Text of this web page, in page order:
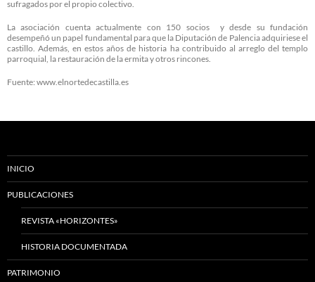
sufragados por el propio colectivo.
La asociación cuenta actualmente con 150 socios y desde su fundación
desempeñó un papel fundamental para que la Diputación de Palencia adquiriese el
castillo. Además, en estos años de historia ha contribuido al arreglo del templo
parroquial, la restauración de la ermita y otros rincones.
Fuente: www.elnortedecastilla.es
INICIO
PUBLICACIONES
REVISTA «HORIZONTES»
HISTORIA DOCUMENTADA
PATRIMONIO